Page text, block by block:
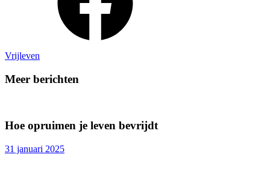
Vrijleven
Meer berichten
Hoe opruimen je leven bevrijdt
31 januari 2025